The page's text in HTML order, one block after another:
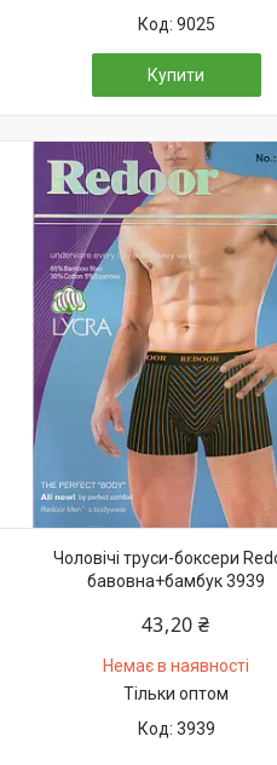
9025
Купити
Чоловічі труси-боксери
бавовна+бамбук 3939
43,20 ₴
Немає в наявності
Тільки оптом
3939